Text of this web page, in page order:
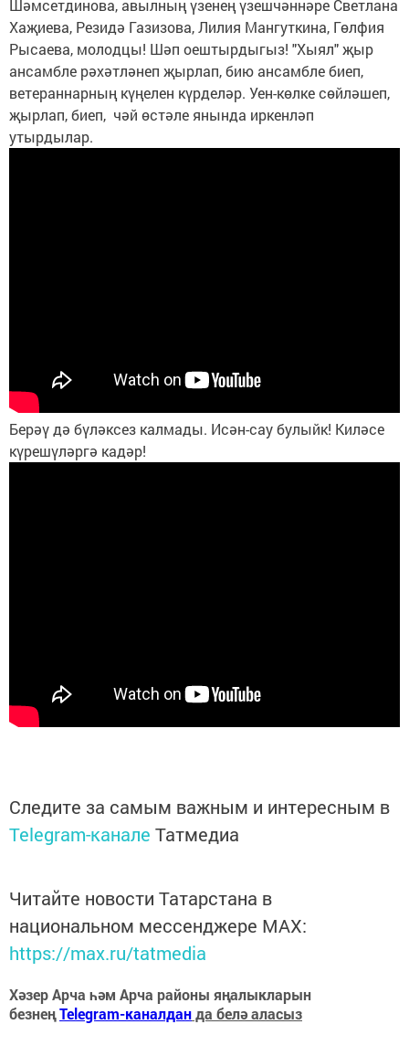
Шәмсетдинова, авылның үзенең үзешчәннәре Светлана
Хаҗиева, Резидә Газизова, Лилия Мангуткина, Гөлфия
Рысаева, молодцы! Шәп оештырдыгыз! "Хыял" җыр
ансамбле рәхәтләнеп җырлап, бию ансамбле биеп,
ветераннарның күңелен күрделәр. Уен-көлке сөйләшеп,
җырлап, биеп, чәй өстәле янында иркенләп
утырдылар.
Берәү дә бүләксез калмады. Исән-сау булыйк! Киләсе
күрешүләргә кадәр!
Следите за самым важным и интересным в
Telegram-канале Татмедиа
Читайте новости Татарстана в
национальном мессенджере MАХ:
https://max.ru/tatmedia
Хәзер Арча һәм Арча районы яңалыкларын
безнеңTelegram-каналданда белә аласыз